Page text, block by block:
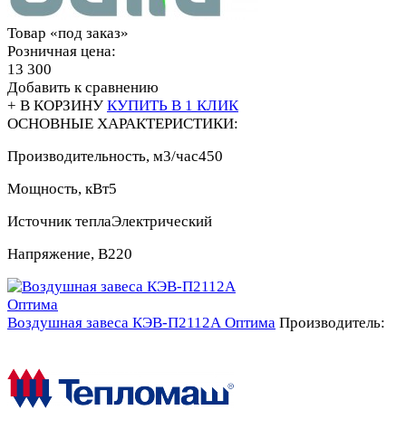
Товар «под заказ»
Розничная цена:
13 300
Добавить к сравнению
+ В КОРЗИНУ КУПИТЬ В 1 КЛИК
ОСНОВНЫЕ ХАРАКТЕРИСТИКИ:
Производительность, м3/час450
Мощность, кВт5
Источник теплаЭлектрический
Напряжение, В220
Воздушная завеса КЭВ-П2112А Оптима Производитель: